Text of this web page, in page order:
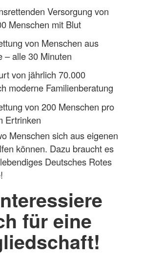
Versorgung von
Menschen mit Blut
von Menschen aus
– alle 30 Minuten
von jährlich 70.000
moderne Familienberatung
von 200 Menschen pro
Ertrinken
Menschen sich aus eigenen
können. Dazu braucht es
Deutsches Rotes
für eine